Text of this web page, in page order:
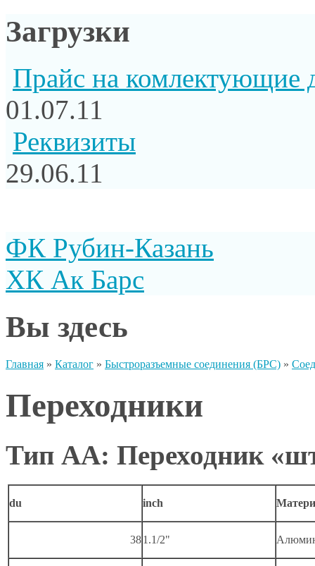
Загрузки
Прайс на комлектующие
01.07.11
Реквизиты
29.06.11
ФК Рубин-Казань
ХК Ак Барс
Вы здесь
Главная » Каталог » Быстроразъемные соединения (БРС) »
Переходники
Тип AA: Переходник
du inch
381.1/2"